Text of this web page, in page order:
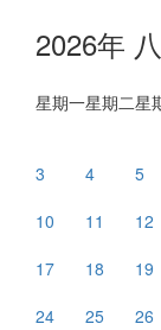
2026年
星期一星期二星
3
4 5
10
11 12
17
18 19
24
25 26